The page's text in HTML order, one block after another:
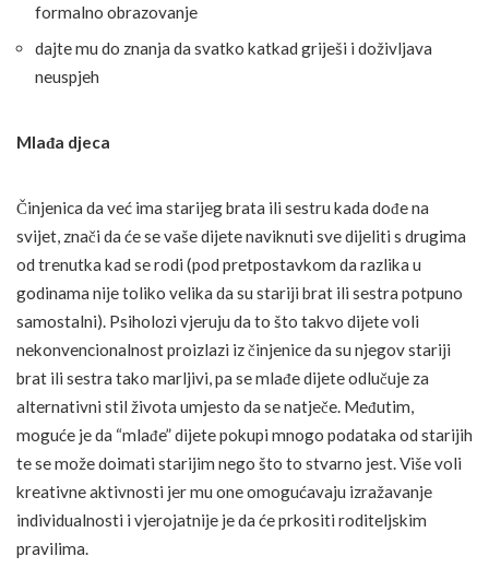
formalno obrazovanje
dajte mu do znanja da svatko katkad griješi i doživljava
neuspjeh
Mlađa djeca
Činjenica da već ima starijeg brata ili sestru kada dođe na
svijet, znači da će se vaše dijete naviknuti sve dijeliti s drugima
od trenutka kad se rodi (pod pretpostavkom da razlika u
godinama nije toliko velika da su stariji brat ili sestra potpuno
samostalni). Psiholozi vjeruju da to što takvo dijete voli
nekonvencionalnost proizlazi iz činjenice da su njegov stariji
brat ili sestra tako marljivi, pa se mlađe dijete odlučuje za
alternativni stil života umjesto da se natječe. Međutim,
moguće je da “mlađe” dijete pokupi mnogo podataka od starijih
te se može doimati starijim nego što to stvarno jest. Više voli
kreativne aktivnosti jer mu one omogućavaju izražavanje
individualnosti i vjerojatnije je da će prkositi roditeljskim
pravilima.